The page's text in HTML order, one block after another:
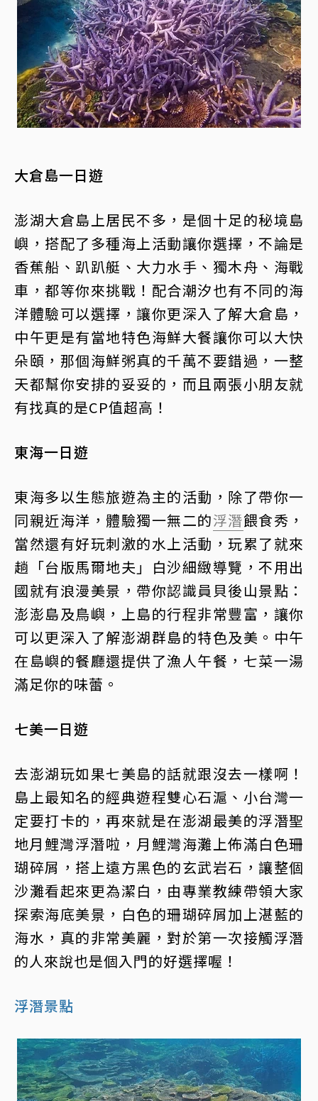
大倉島一日遊
澎湖大倉島上居民不多，是個十足的秘境島
嶼，搭配了多種海上活動讓你選擇，不論是
香蕉船、趴趴艇、大力水手、獨木舟、海戰
車，都等你來挑戰！配合潮汐也有不同的海
洋體驗可以選擇，讓你更深入了解大倉島，
中午更是有當地特色海鮮大餐讓你可以大快
朵頤，那個海鮮粥真的千萬不要錯過，一整
天都幫你安排的妥妥的，而且兩張小朋友就
有找真的是CP值超高！
東海一日遊
東海多以生態旅遊為主的活動，除了帶你一
同親近海洋，體驗獨一無二的浮潛餵食秀，
當然還有好玩刺激的水上活動，玩累了就來
趟「台版馬爾地夫」白沙細緻導覽，不用出
國就有浪漫美景，帶你認識員貝後山景點：
澎澎島及鳥嶼，上島的行程非常豐富，讓你
可以更深入了解澎湖群島的特色及美。中午
在島嶼的餐廳還提供了漁人午餐，七菜一湯
滿足你的味蕾。
七美一日遊
去澎湖玩如果七美島的話就跟沒去一樣啊！
島上最知名的經典遊程雙心石滬、小台灣一
定要打卡的，再來就是在澎湖最美的浮潛聖
地月鯉灣浮潛啦，​​月鯉灣海灘上佈滿白色珊
瑚碎屑，搭上遠方黑色的玄武岩石，讓整個
沙灘看起來更為潔白，由專業教練帶領大家
探索海底美景，白色的珊瑚碎屑加上湛藍的
海水，真的非常美麗，對於第一次接觸浮潛
的人來說也是個入門的好選擇喔！
浮潛景點